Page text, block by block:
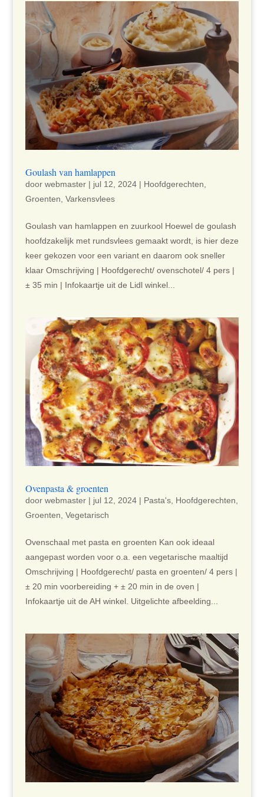
Goulash van hamlappen
door webmaster| jul 12, 2024| Hoofdgerechten
Groenten Varkensvlees
Goulash van hamlappen en zuurkool Hoewel de goulash
hoofdzakelijk met rundsvlees gemaakt wordt, is hier deze
keer gekozen voor een variant en daarom ook sneller
klaar Omschrijving | Hoofdgerecht/ ovenschotel/ 4 pers |
± 35 min | Infokaartje uit de Lidl winkel...
Ovenpasta & groenten
door webmaster| jul 12, 2024| Pasta's, Hoofdgerechten
Groenten Vegetarisch
Ovenschaal met pasta en groenten Kan ook ideaal
aangepast worden voor o.a. een vegetarische maaltijd
Omschrijving | Hoofdgerecht/ pasta en groenten/ 4 pers |
± 20 min voorbereiding + ± 20 min in de oven |
Infokaartje uit de AH winkel. Uitgelichte afbeelding...